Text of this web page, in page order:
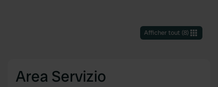
Afficher tout(8)
Area Servizio